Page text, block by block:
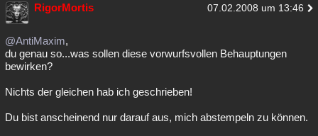
Musik Clash Allmystery English
Besucht Teilgenommen Alle Neue Geschlossen
RigorMortis 07.02.2008 um 13:46
@AntiMaxim,
du genau so...was sollen diese vorwurfsvollen Behauptungen
bewirken?
Nichts der gleichen hab ich geschrieben!
Du bist anscheinend nur darauf aus, mich abstempeln zu können.